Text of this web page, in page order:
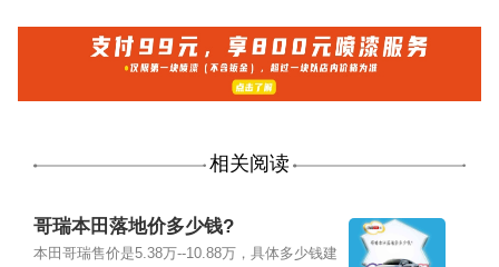
相关阅读
哥瑞本田落地价多少钱?
本田哥瑞售价是5.38万--10.88万，具体多少钱建